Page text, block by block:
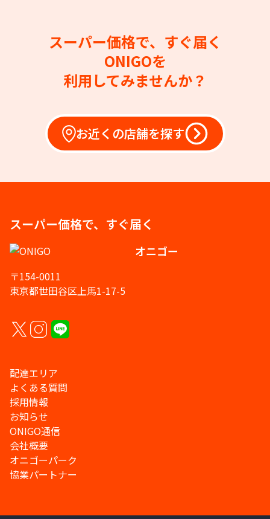
スーパー価格で、すぐ届く
ONIGOを
利用してみませんか？
お近くの店舗を探す
スーパー価格で、すぐ届く
オニゴー
〒154-0011
東京都世田谷区上馬1-17-5
配達エリア
よくある質問
採用情報
お知らせ
ONIGO通信
会社概要
オニゴーパーク
協業パートナー